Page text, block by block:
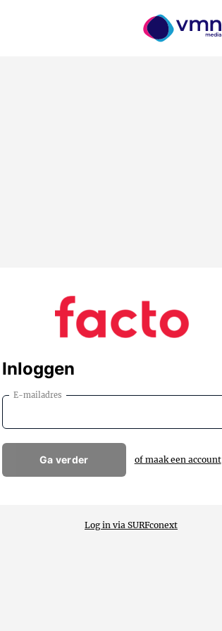
Inloggen
E-mailadres
Ga verder of maak een account
Log in via SURFconext